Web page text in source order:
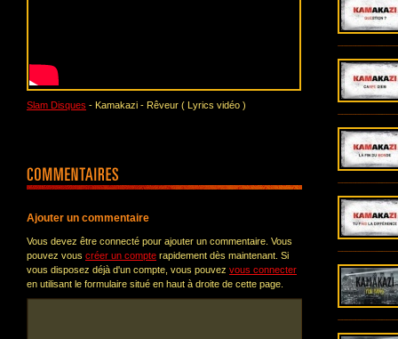
Slam Disques - Kamakazi - Rêveur ( Lyrics vidéo )
Ajouter un commentaire
Vous devez être connecté pour ajouter un commentaire. Vous
pouvez vous créer un compte rapidement dès maintenant. Si
vous disposez déjà d'un compte, vous pouvez vous connecter
en utilisant le formulaire situé en haut à droite de cette page.